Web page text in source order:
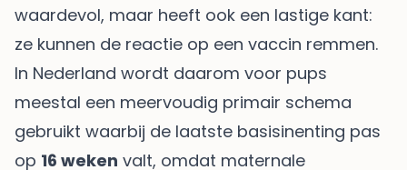
waardevol, maar heeft ook een lastige kant:
ze kunnen de reactie op een vaccin remmen.
In Nederland wordt daarom voor pups
meestal een meervoudig primair schema
gebruikt waarbij de laatste basisinenting pas
op 16 weken valt, omdat maternale